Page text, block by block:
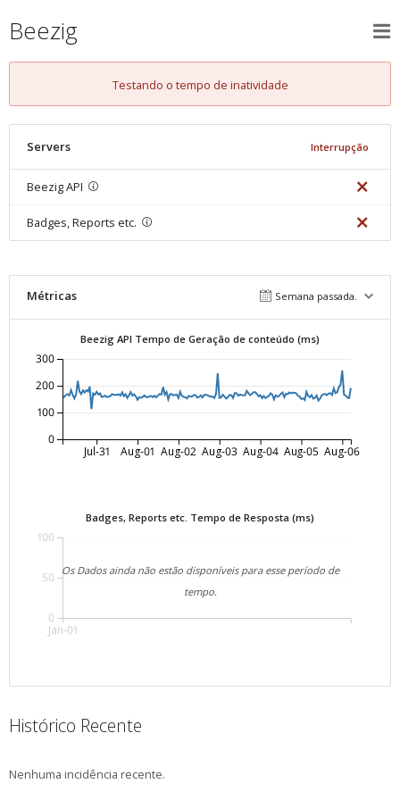
Beezig
Testando o tempo de inatividade
Servers Interrupção
Beezig API
Badges, Reports etc.
Métricas Semana passada.
Beezig API Tempo de Geração de conteúdo (ms)
Jul-31 Aug-01 Aug-02 Aug-03 Aug-04 Aug-05 Aug-06
0
100
200
300
Badges, Reports etc. Tempo de Resposta (ms)
Jan-01
0
50
100
Os Dados ainda não estão disponíveis para esse período de
tempo.
Histórico Recente
Nenhuma incidência recente.